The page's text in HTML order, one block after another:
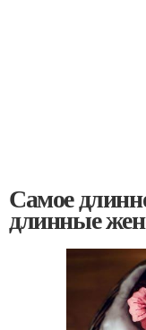
Самое
длинные